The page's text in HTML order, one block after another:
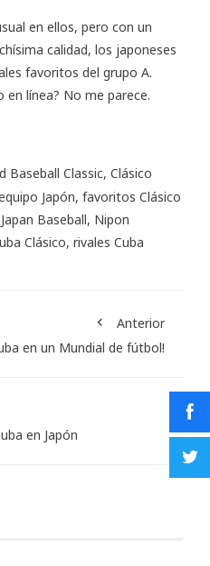
en ellos, pero con un
calidad, los japoneses
favoritos del grupo A.
línea? No me parece.
Baseball Classic, Clásico
Japón, favoritos Clásico
Japan Baseball, Nipon
Clásico, rivales Cuba
Anterior
en un Mundial de fútbol!
en Japón